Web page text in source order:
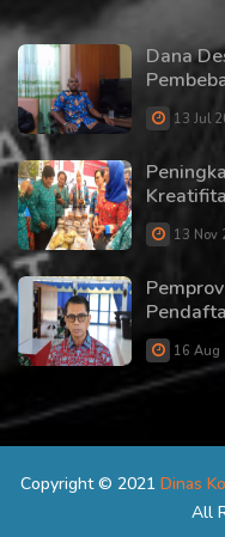
Dana
13 Jul
13 Nov
16 Aug
Copyright © 2021 Dinas
All